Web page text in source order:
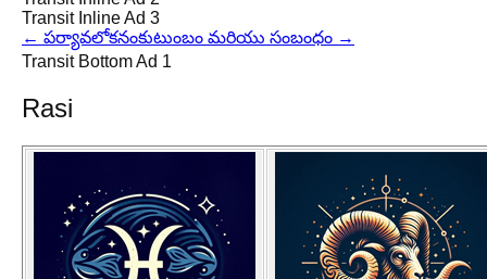
Transit Inline Ad 3
← పర్యావలోకనంకుటుంబం మరియు సంబంధం →
Transit Bottom Ad 1
Rasi